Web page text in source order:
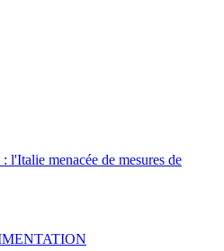
l'Italie menacée de mesures de